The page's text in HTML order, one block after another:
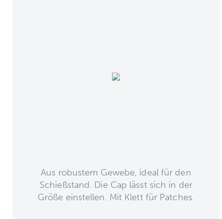
Aus robustem Gewebe, ideal für den
Schießstand. Die Cap lässt sich in der
Größe einstellen. Mit Klett für Patches.